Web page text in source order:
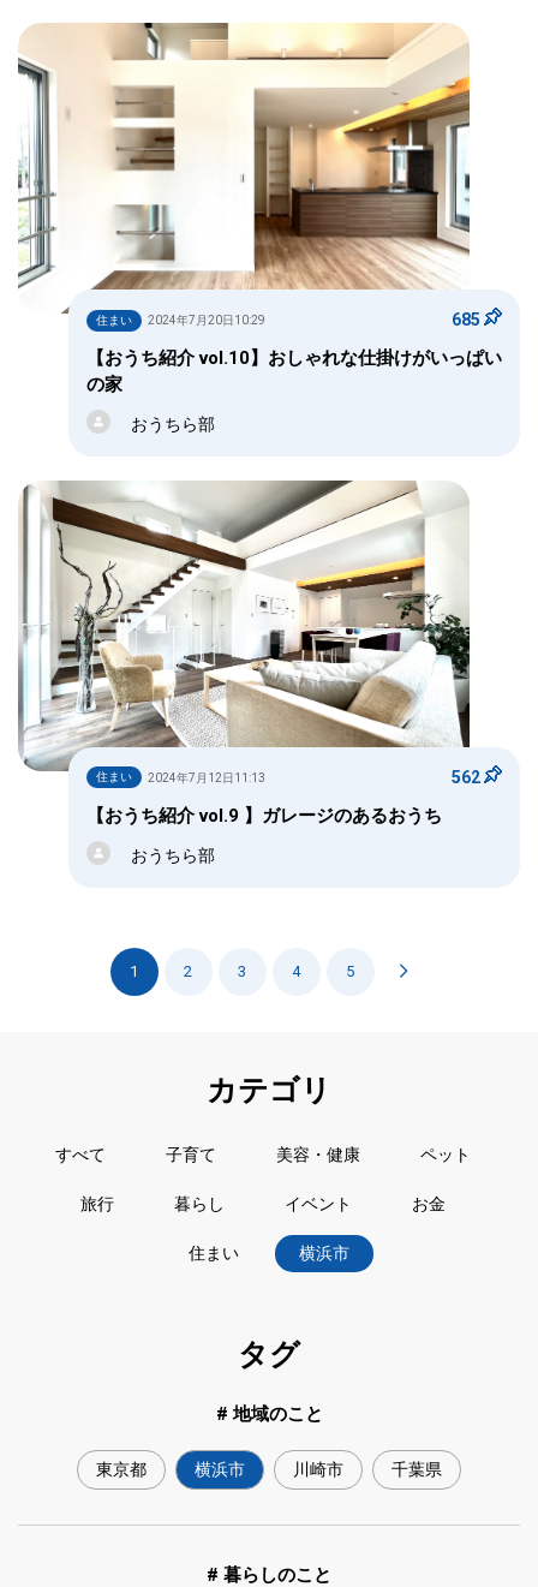
住まい 2024年7月20日10:29 685
【おうち紹介 vol.10】おしゃれな仕掛けがいっぱい
の家
おうちら部
住まい 2024年7月12日11:13 562
【おうち紹介 vol.9 】ガレージのあるおうち
おうちら部
1 2 3 4 5
カテゴリ
すべて 子育て 美容・健康 ペット
旅行 暮らし イベント お金
住まい 横浜市
タグ
# 地域のこと
東京都 横浜市 川崎市 千葉県
# 暮らしのこと